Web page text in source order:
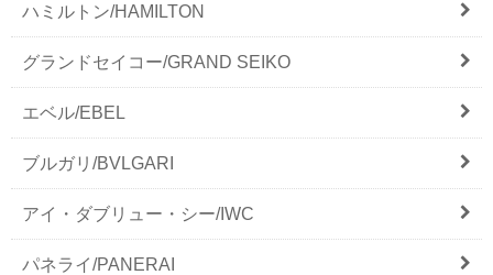
ハミルトン/HAMILTON
グランドセイコー/GRAND SEIKO
エベル/EBEL
ブルガリ/BVLGARI
アイ・ダブリュー・シー/IWC
パネライ/PANERAI